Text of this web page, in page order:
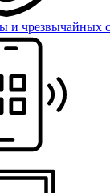
и чрезвычайных